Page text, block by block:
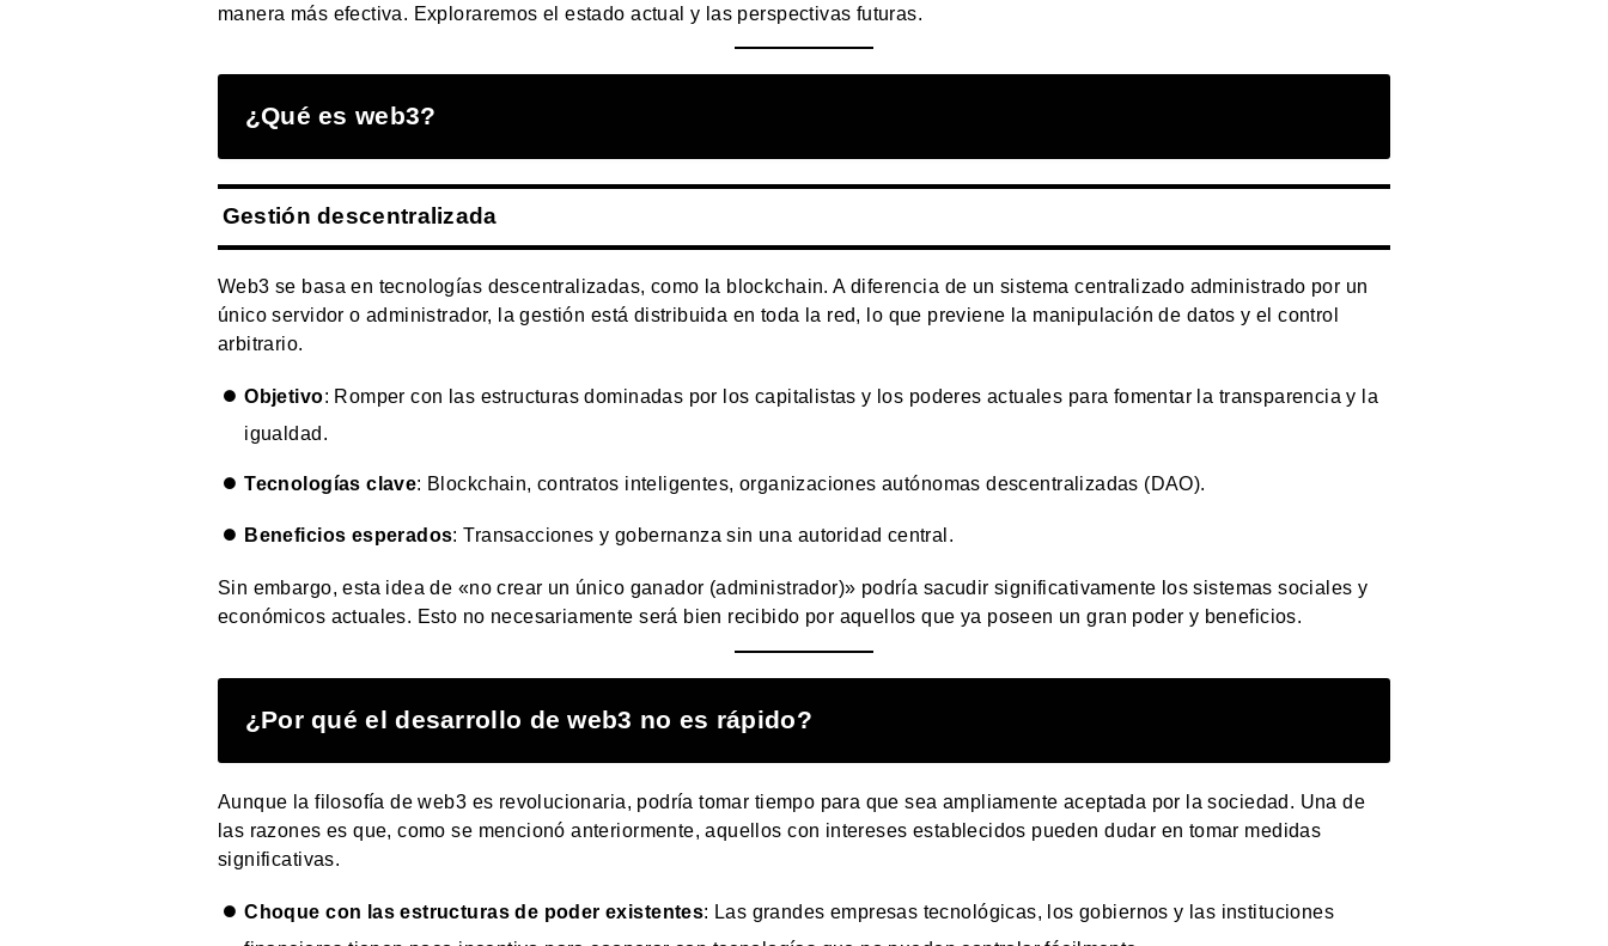
manera más efectiva. Exploraremos el estado actual y las perspectivas futuras.
¿Qué es web3?
Gestión descentralizada
Web3 se basa en tecnologías descentralizadas, como la blockchain. A diferencia de un sistema centralizado administrado por un
único servidor o administrador, la gestión está distribuida en toda la red, lo que previene la manipulación de datos y el control
arbitrario.
Objetivo: Romper con las estructuras dominadas por los capitalistas y los poderes actuales para fomentar la transparencia y la
igualdad.
Tecnologías clave: Blockchain, contratos inteligentes, organizaciones autónomas descentralizadas (DAO).
Beneficios esperados: Transacciones y gobernanza sin una autoridad central.
Sin embargo, esta idea de «no crear un único ganador (administrador)» podría sacudir significativamente los sistemas sociales y
económicos actuales. Esto no necesariamente será bien recibido por aquellos que ya poseen un gran poder y beneficios.
¿Por qué el desarrollo de web3 no es rápido?
Aunque la filosofía de web3 es revolucionaria, podría tomar tiempo para que sea ampliamente aceptada por la sociedad. Una de
las razones es que, como se mencionó anteriormente, aquellos con intereses establecidos pueden dudar en tomar medidas
significativas.
Choque con las estructuras de poder existentes: Las grandes empresas tecnológicas, los gobiernos y las instituciones